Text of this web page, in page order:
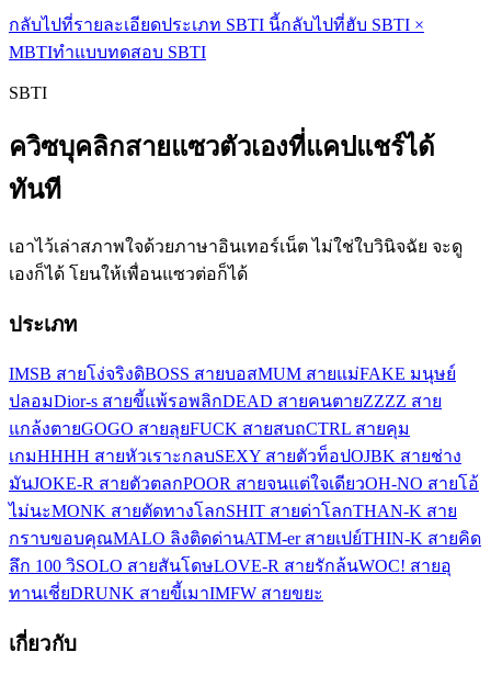
กลับไปที่รายละเอียดประเภท SBTI นี้กลับไปที่ฮับ SBTI ×
MBTIทำแบบทดสอบ SBTI
SBTI
ควิซบุคลิกสายแซวตัวเองที่แคปแชร์ได้
ทันที
เอาไว้เล่าสภาพใจด้วยภาษาอินเทอร์เน็ต ไม่ใช่ใบวินิจฉัย จะดู
เองก็ได้ โยนให้เพื่อนแซวต่อก็ได้
ประเภท
IMSB สายโง่จริงดิBOSS สายบอสMUM สายแม่FAKE มนุษย์
ปลอมDior-s สายขี้แพ้รอพลิกDEAD สายคนตายZZZZ สาย
แกล้งตายGOGO สายลุยFUCK สายสบถCTRL สายคุม
เกมHHHH สายหัวเราะกลบSEXY สายตัวท็อปOJBK สายช่าง
มันJOKE-R สายตัวตลกPOOR สายจนแต่ใจเดียวOH-NO สายโอ้
ไม่นะMONK สายตัดทางโลกSHIT สายด่าโลกTHAN-K สาย
กราบขอบคุณMALO ลิงติดด่านATM-er สายเปย์THIN-K สายคิด
ลึก 100 วิSOLO สายสันโดษLOVE-R สายรักล้นWOC! สายอุ
ทานเชี่ยDRUNK สายขี้เมาIMFW สายขยะ
เกี่ยวกับ